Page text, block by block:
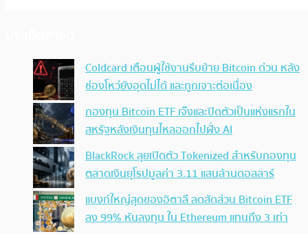
Coldcard เตือนผู้ใช้งานรีบย้าย Bitcoin ด่วน หลัง
ช่องโหว่ยังอุดไม่ได้ และถูกเจาะต่อเนื่อง
กองทุน Bitcoin ETF เจ๊งและปิดตัวเป็นแห่งแรกใน
สหรัฐหลังเงินทุนไหลออกไปฝั่ง AI
BlackRock ลุยเปิดตัว Tokenized สำหรับกองทุน
ตลาดเงินยุโรปมูลค่า 3.11 แสนล้านดอลลาร์
แบงก์ใหญ่สุดของอิตาลี ลดสัดส่วน Bitcoin ETF
ลง 99% หันลงทุน ใน Ethereum แทนถึง 3 เท่า